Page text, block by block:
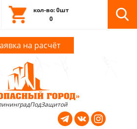
кол-во: 0шт
0
на расчёт